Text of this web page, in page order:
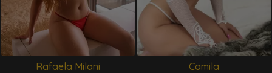
Rafaela Milani Camila